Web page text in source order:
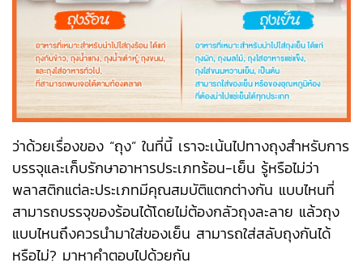
ว่าด้วยเรื่องของ “ถุง” ในที่นี้ เราจะเน้นไปทางถุงสำหรับการ
บรรจุและเก็บรักษาอาหารประเภทร้อน-เย็น รู้หรือไม่ว่า
พลาสติกแต่ละประเภทมีคุณสมบัติแตกต่างกัน แบบไหนที่
สามารถบรรจุของร้อนได้โดยไม่ต้องกลัวถุงละลาย แล้วถุง
แบบไหนถึงควรนำมาใส่ของเย็น สามารถใส่สลับถุงกันได้
หรือไม่? มาหาคำตอบไปด้วยกัน